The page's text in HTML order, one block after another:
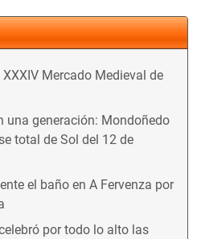
Mercado Medieval de
una generación: Mondoñedo
total de Sol del 12 de
el baño en A Fervenza por
por todo lo alto las